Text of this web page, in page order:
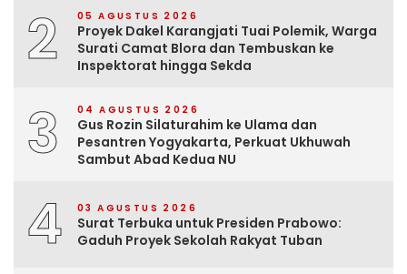
2 05 AGUSTUS 2026
Proyek Dakel Karangjati Tuai Polemik, Warga
Surati Camat Blora dan Tembuskan ke
Inspektorat hingga Sekda
3 04 AGUSTUS 2026
Gus Rozin Silaturahim ke Ulama dan
Pesantren Yogyakarta, Perkuat Ukhuwah
Sambut Abad Kedua NU
4 03 AGUSTUS 2026
Surat Terbuka untuk Presiden Prabowo:
Gaduh Proyek Sekolah Rakyat Tuban